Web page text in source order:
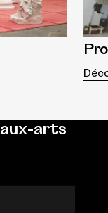
arts